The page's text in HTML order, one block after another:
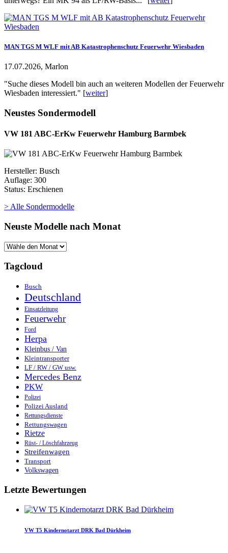
MAN TGS M WLF mit AB Katastrophenschutz Feuerwehr Wiesbaden
17.07.2026, Marlon
"Suche dieses Modell bin auch an weiteren Modellen der Feuerwehr
Wiesbaden interessiert." [weiter]
Neustes Sondermodell
VW 181 ABC-ErKw Feuerwehr Hamburg Barmbek
Hersteller: Busch
Auflage: 300
Status: Erschienen
> Alle Sondermodelle
Neuste Modelle nach Monat
Tagcloud
Busch
Deutschland
Einsatzleitung
Feuerwehr
Ford
Herpa
Kleinbus / Van
Kleintransporter
LF / RW / GW usw.
Mercedes Benz
PKW
Polizei
Polizei Ausland
Rettungsdienste
Rettungswagen
Rietze
Rüst- / Löschfahrzeug
Streifenwagen
Transport
Volkswagen
Letzte Bewertungen
VW T5 Kindernotarzt DRK Bad Dürkheim